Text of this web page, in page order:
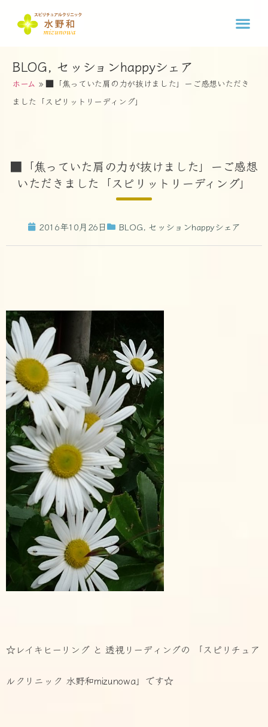
BLOG, セッションhappyシェア
ホーム »■「焦っていた肩の力が抜けました」ーご感想いただき
ました「スピリットリーディング」
■「焦っていた肩の力が抜けました」ーご感想
いただきました「スピリットリーディング」
2016年10月26日 BLOG, セッションhappyシェア
☆レイキヒーリング と 透視リーディングの 「スピリチュア
ルクリニック 水野和mizunowa」です☆